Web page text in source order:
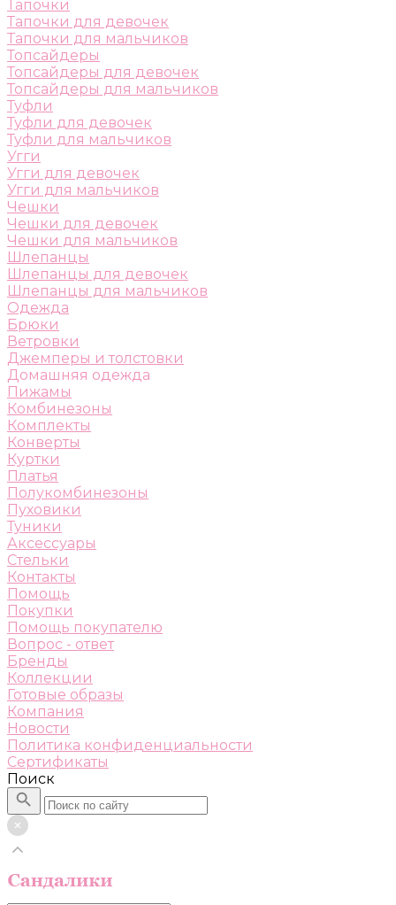
Тапочки
Тапочки для девочек
Тапочки для мальчиков
Топсайдеры
Топсайдеры для девочек
Топсайдеры для мальчиков
Туфли
Туфли для девочек
Туфли для мальчиков
Угги
Угги для девочек
Угги для мальчиков
Чешки
Чешки для девочек
Чешки для мальчиков
Шлепанцы
Шлепанцы для девочек
Шлепанцы для мальчиков
Одежда
Брюки
Ветровки
Джемперы и толстовки
Домашняя одежда
Пижамы
Комбинезоны
Комплекты
Конверты
Куртки
Платья
Полукомбинезоны
Пуховики
Туники
Аксессуары
Стельки
Контакты
Помощь
Покупки
Помощь покупателю
Вопрос - ответ
Бренды
Коллекции
Готовые образы
Компания
Новости
Политика конфиденциальности
Сертификаты
Поиск